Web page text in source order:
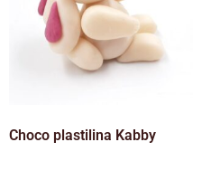
Choco plastilina Kabby